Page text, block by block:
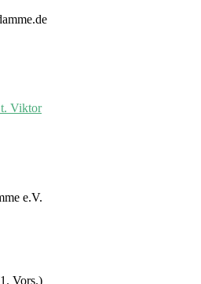
Viktor
e.V.
Vors.)